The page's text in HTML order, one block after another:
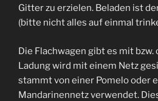
Gitter zu erzielen. Beladen ist
(bitte nicht alles auf einmal
Die Flachwagen gibt es mit bzw.
Ladung wird mit einem Netz
stammt von einer Pomelo oder
Mandarinennetz verwendet.